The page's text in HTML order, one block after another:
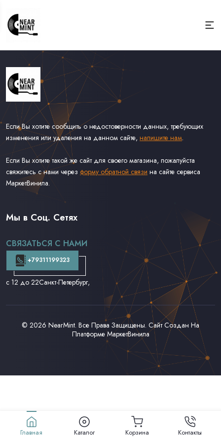
Если Вы хотите сообщить о недостоверности данных, требующих
изменения или удаления на данном сайте, напишите нам.
Если Вы хотите такой же сайт для своего магазина, пожалуйста
свяжитесь с нами через форму обратной связи на сайте сервиса
МаркетВинила.
Виниловые Пластинки
Доставка и Оплата
Контакты
Мы в Соц. Сетях
СВЯЗАТЬСЯ С НАМИ
+79311199323
с 12 до 22Санкт-Петербург,
© 2026 NearMint. Все Права Защищены. Сайт Создан На
Платформе МаркетВинила
Главная Каталог Корзина Контакты